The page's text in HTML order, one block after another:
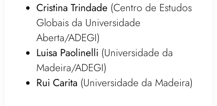
Cristina Trindade (Centro de Estudos
Globais da Universidade
Aberta/ADEGI)
Luisa Paolinelli (Universidade da
Madeira/ADEGI)
Rui Carita (Universidade da Madeira)